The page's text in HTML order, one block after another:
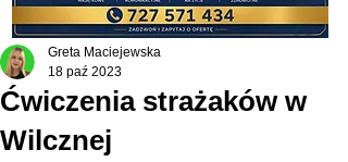
Ćwiczenia strażaków w
Wilcznej
Greta Maciejewska
18 paź 2023